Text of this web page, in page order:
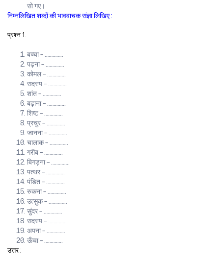
सो गए।
निम्नलिखित शब्दों की भाववाचक संज्ञा लिखिए :
प्रश्न 1.
बच्चा – …………..
पढ़ना – …………..
कोमल – …………..
सदस्य – …………..
शांत – …………..
बढ़ाना – …………..
शिष्ट – …………..
प्रचुर – …………..
जानना – …………..
चालाक – …………..
गरीब – …………..
बिगड़ना – …………..
पत्थर – …………..
पंडित – …………..
रुकना – …………..
उत्सुक – …………..
सुंदर – …………..
सदस्य – …………..
अपना – …………..
ऊँचा – …………..
उत्तर :